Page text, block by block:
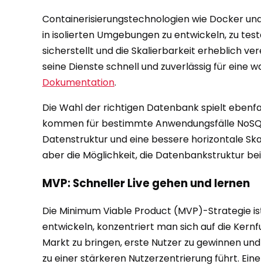
Containerisierungstechnologien wie Docker
in isolierten Umgebungen zu entwickeln, zu
sicherstellt und die Skalierbarkeit erheblich
seine Dienste schnell und zuverlässig für eine
Dokumentation.
Die Wahl der richtigen Datenbank spielt
kommen für bestimmte Anwendungsfälle
Datenstruktur und eine bessere horizontale
aber die Möglichkeit, die Datenbankstruktur
MVP: Schneller Live gehen und lernen
Die Minimum Viable Product (MVP)-Strategie
entwickeln, konzentriert man sich auf die
Markt zu bringen, erste Nutzer zu gewinnen
zu einer stärkeren Nutzerzentrierung führt.